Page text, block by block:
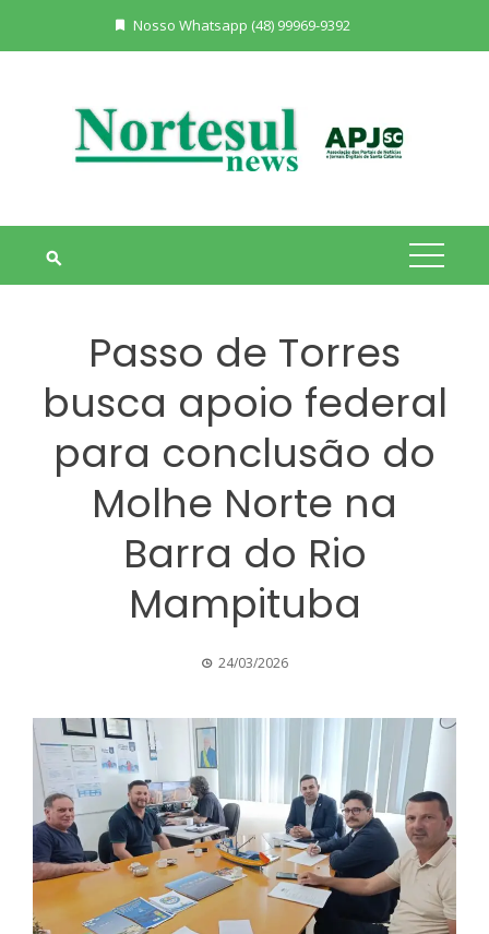
Nosso Whatsapp (48) 99969-9392
Passo de Torres
busca apoio federal
para conclusão do
Molhe Norte na
Barra do Rio
Mampituba
24/03/2026